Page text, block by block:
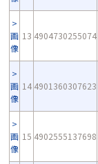
画
像
13 4904730255074
画
像
14 4901360307623
画
像
15 4902555137698